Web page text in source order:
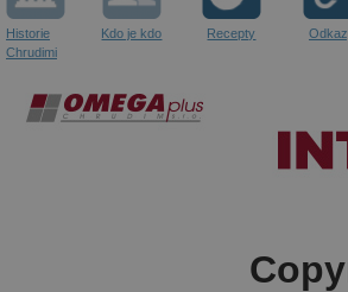
Historie
Chrudimi
Kdo je kdo Recepty